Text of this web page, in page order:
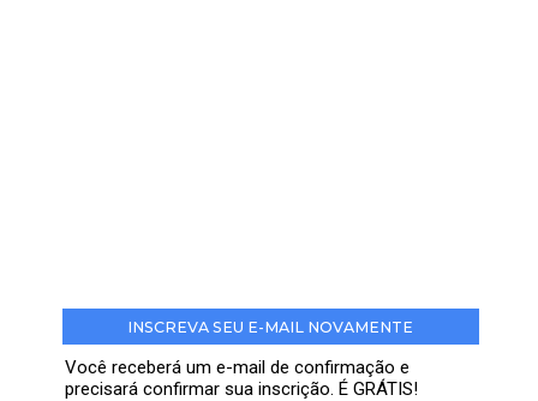
INSCREVA SEU E-MAIL NOVAMENTE
Você receberá um e-mail de confirmação e
precisará confirmar sua inscrição. É GRÁTIS!